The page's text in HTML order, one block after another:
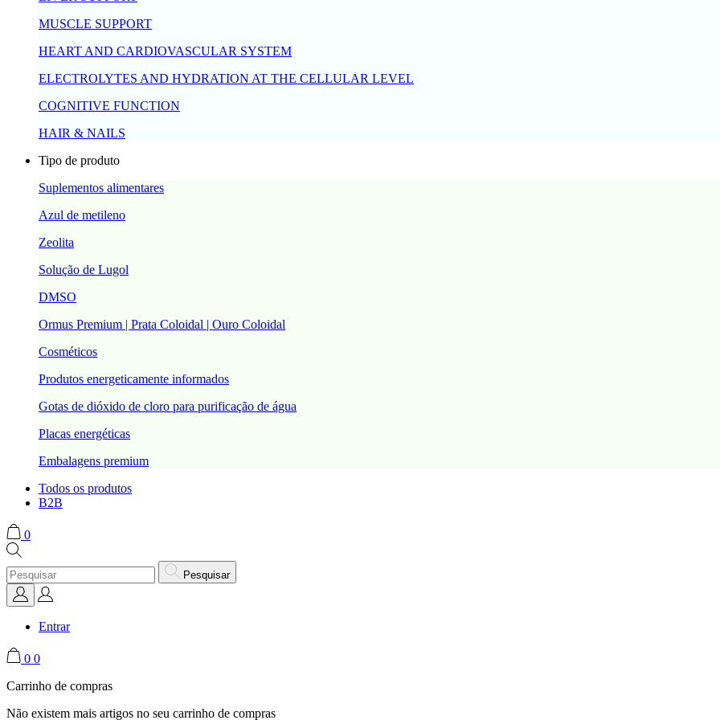
MUSCLE SUPPORT
HEART AND CARDIOVASCULAR SYSTEM
ELECTROLYTES AND HYDRATION AT THE CELLULAR LEVEL
COGNITIVE FUNCTION
HAIR & NAILS
Tipo de produto
Suplementos alimentares
Azul de metileno
Zeolita
Solução de Lugol
DMSO
Ormus Premium | Prata Coloidal | Ouro Coloidal
Cosméticos
Produtos energeticamente informados
Gotas de dióxido de cloro para purificação de água
Placas energéticas
Embalagens premium
Todos os produtos
B2B
0
Pesquisar
Entrar
0 0
Carrinho de compras
Não existem mais artigos no seu carrinho de compras